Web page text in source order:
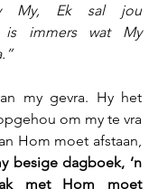
My, Ek sal jou
is immers wat My
my gevra. Hy het
om my te vra
besige dagboek, ‘n
met Hom moet